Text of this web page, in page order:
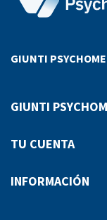
GIUNTI
GIUNTI
TU CUENTA
INFORMACIÓN